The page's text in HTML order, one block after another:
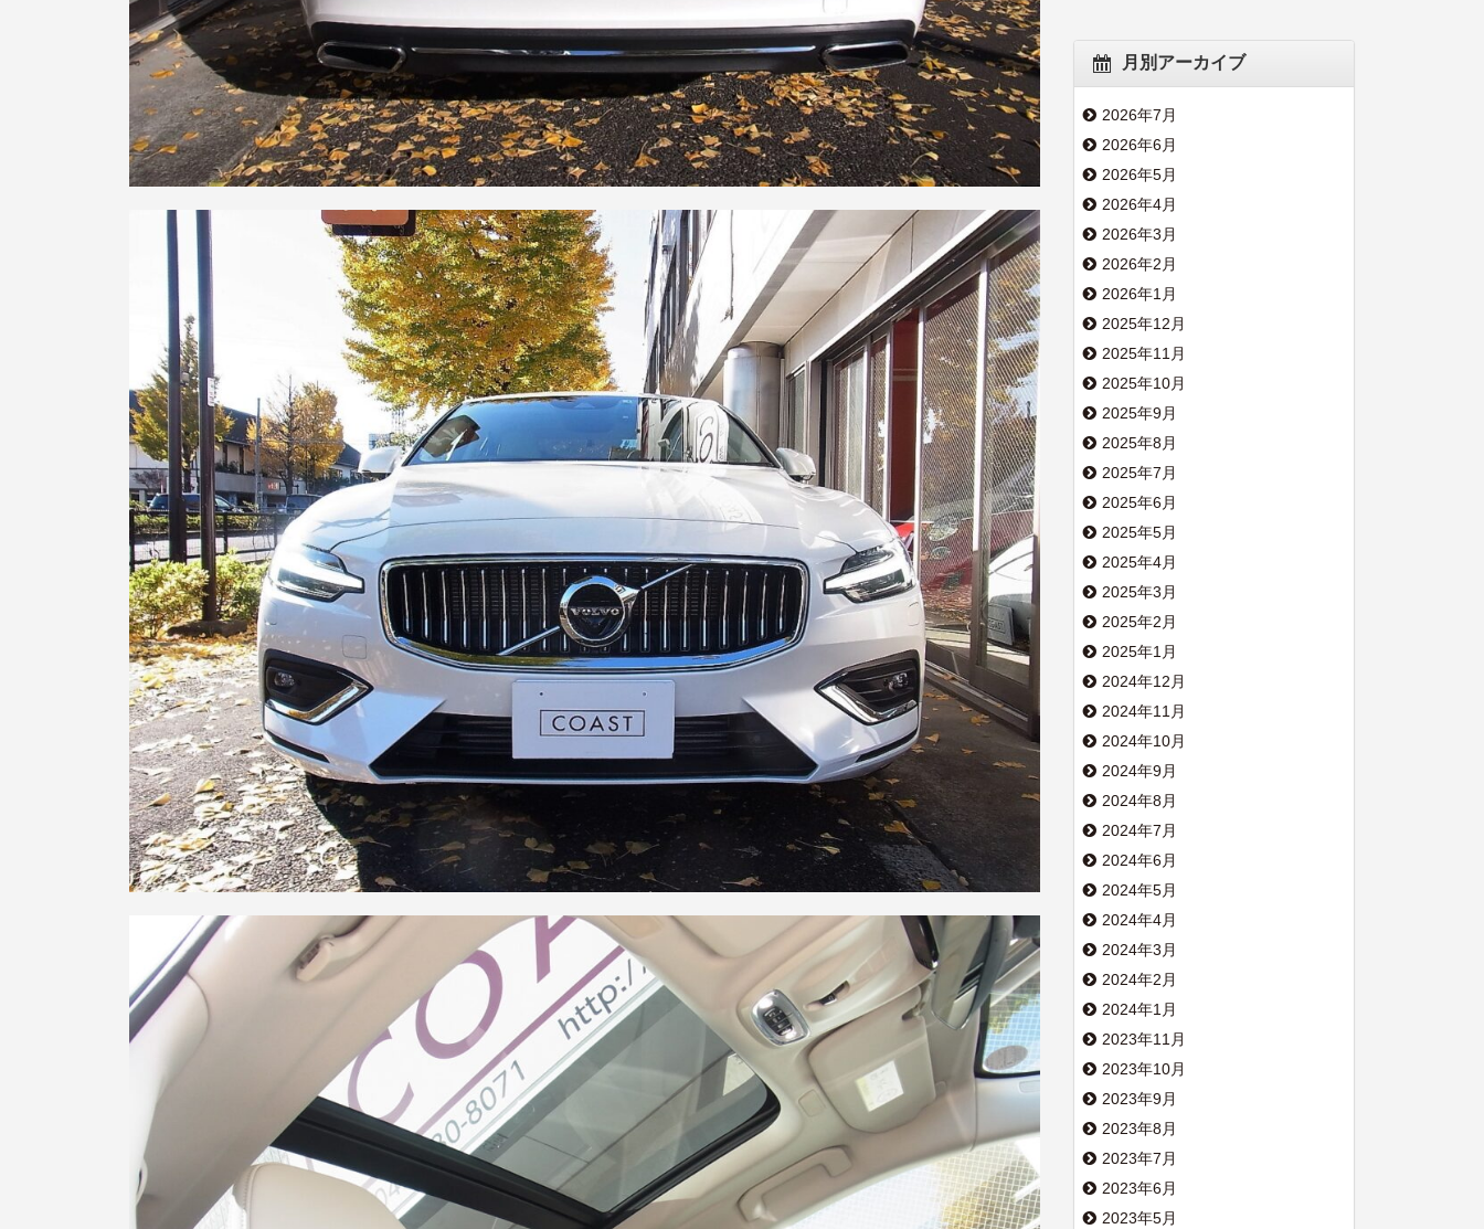
月別アーカイブ
2026年7月
2026年6月
2026年5月
2026年4月
2026年3月
2026年2月
2026年1月
2025年12月
2025年11月
2025年10月
2025年9月
2025年8月
2025年7月
2025年6月
2025年5月
2025年4月
2025年3月
2025年2月
2025年1月
2024年12月
2024年11月
2024年10月
2024年9月
2024年8月
2024年7月
2024年6月
2024年5月
2024年4月
2024年3月
2024年2月
2024年1月
2023年11月
2023年10月
2023年9月
2023年8月
2023年7月
2023年6月
2023年5月